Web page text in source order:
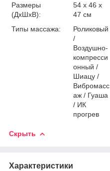
Размеры
(ДхШхВ):
54 х 46 х
47 см
Типы массажа:
Роликовый
/
Воздушно-
компресси
онный /
Шиацу /
Вибромасс
аж / Гуаша
/ ИК
прогрев
Скрыть
Характеристики